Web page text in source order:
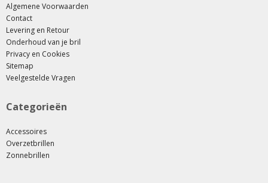
Algemene Voorwaarden
Contact
Levering en Retour
Onderhoud van je bril
Privacy en Cookies
Sitemap
Veelgestelde Vragen
Categorieën
Accessoires
Overzetbrillen
Zonnebrillen